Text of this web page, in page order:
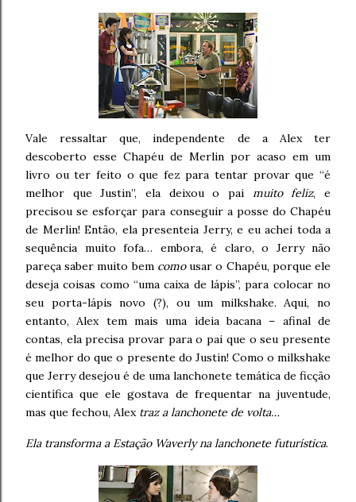
Vale ressaltar que, independente de a Alex ter
descoberto esse Chapéu de Merlin por acaso em um
livro ou ter feito o que fez para tentar provar que “é
melhor que Justin”, ela deixou o pai muito feliz, e
precisou se esforçar para conseguir a posse do Chapéu
de Merlin! Então, ela presenteia Jerry, e eu achei toda a
sequência muito fofa… embora, é claro, o Jerry não
pareça saber muito bem comousar o Chapéu, porque ele
deseja coisas como “uma caixa de lápis”, para colocar no
seu porta-lápis novo (?), ou um milkshake. Aqui, no
entanto, Alex tem mais uma ideia bacana – afinal de
contas, ela precisa provar para o pai que o seu presente
é melhor do que o presente do Justin! Como o milkshake
que Jerry desejou é de uma lanchonete temática de ficção
científica que ele gostava de frequentar na juventude,
mas que fechou, Alex traz a lanchonete de volta…
Ela transforma a Estação Waverly na lanchonete futurística.